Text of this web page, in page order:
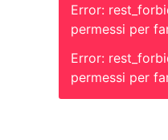
Error:
permessi per
Error:
permessi per